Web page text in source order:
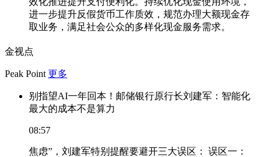
进一步提升反假货币工作质效，规范办理大额现金存
取业务，满足社会公众的多样化现金服务需求。
金视点
Peak Point 更多
别指望AI一年回本！邮储银行原行长刘建军：智能化
最大的成本不是算力
08:57
焦虑”，刘建军特别提醒要避开三大误区： 误区一：